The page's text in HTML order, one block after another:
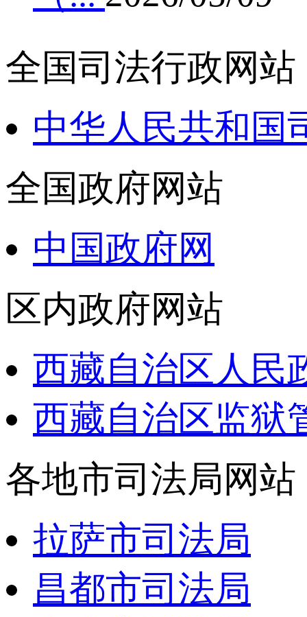
全国司法行政网站
中华人民共和国
全国政府网站
中国政府网
区内政府网站
西藏自治区人民
西藏自治区监狱
各地市司法局网站
拉萨市司法局
昌都市司法局